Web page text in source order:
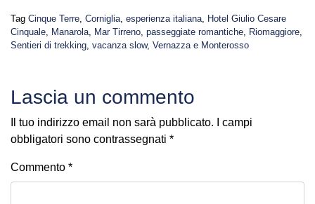
Tag Cinque Terre Corniglia esperienza italiana
Hotel Giulio Cesare
Cinquale
Manarola Mar Tirreno passeggiate romantiche Riomaggiore
Sentieri di trekking vacanza slow, Vernazza e Monterosso
Lascia un commento
Il tuo indirizzo email non sarà pubblicato.
I campi
obbligatori sono contrassegnati *
Commento *